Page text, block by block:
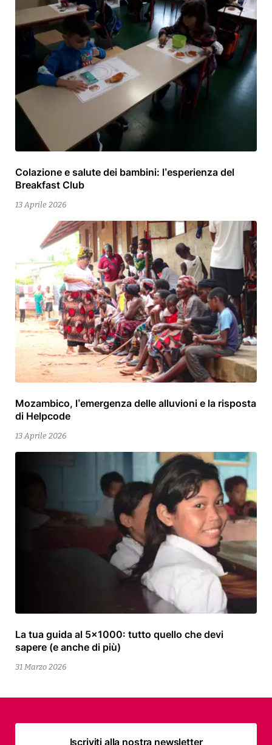
Colazione e salute dei bambini: l’esperienza del
Breakfast Club
13 Aprile 2026
13
Aprile
2026
Mozambico, l’emergenza delle alluvioni e la risposta
di Helpcode
13 Aprile 2026
15
Aprile
2026
La tua guida al 5×1000: tutto quello che devi
sapere (e anche di più)
31 Marzo 2026
13
Aprile
2026
Iscriviti alla nostra newsletter